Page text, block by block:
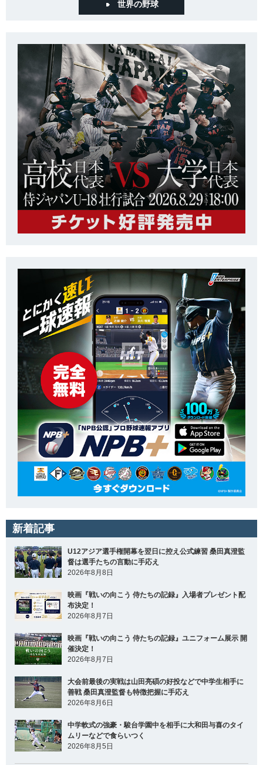
世界の野球
新着記事
U12アジア選手権開幕を翌日に控え公式練習 桑田真澄監
督は選手たちの言動に手応え
2026年8月8日
映画『戦いの向こう 侍たちの記録』入場者プレゼント配
布決定！
2026年8月7日
映画『戦いの向こう 侍たちの記録』ユニフォーム展示 開
催決定！
2026年8月7日
大会前最後の実戦は山田亮碩の好投などで中学生相手に
善戦 桑田真澄監督も特徴把握に手応え
2026年8月6日
中学軟式の強豪・駿台学園中を相手に大和田与喜のタイ
ムリーなどで食らいつく
2026年8月5日